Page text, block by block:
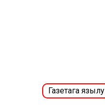
Газетага язылу